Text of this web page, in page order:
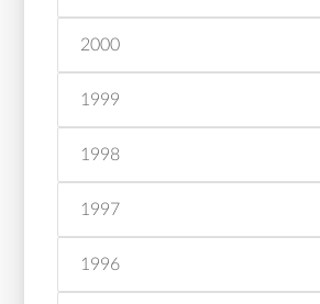
2000
1999
1998
1997
1996